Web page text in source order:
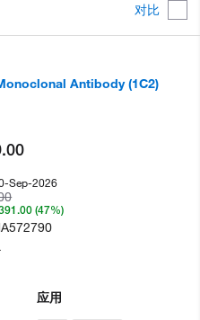
对比
Antibody (1C2)
应用
Sep-2026
(47%)